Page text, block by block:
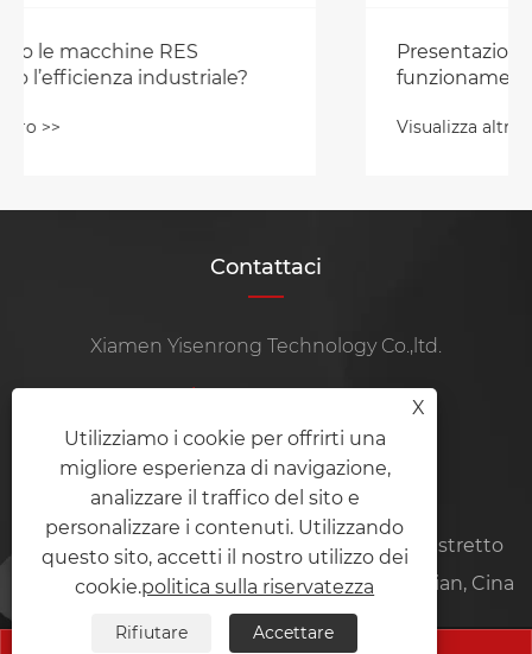
Presentazione del processo di
funzionamento della macchina per
Contattaci
Xiamen Yisenrong Technology Co.,ltd.
Mobile:+86-15105969115
E-mail:ysrznzz@ysrmachine.com
Indirizzo:
Stanza 101, n. 35-6, Xinjing Road, distretto
di Haicang, città di Xiamen, provincia del Fujian, Cina
X
Utilizziamo i cookie per offrirti una
migliore esperienza di navigazione,
analizzare il traffico del sito e
personalizzare i contenuti. Utilizzando
questo sito, accetti il ​​nostro utilizzo dei
cookie.politica sulla riservatezza
Rifiutare Accettare